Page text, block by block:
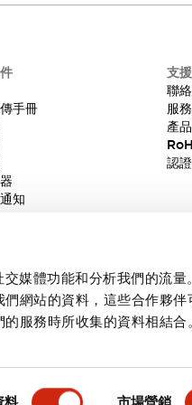
媒體功能和分析我們的流量
網站的資料，這些合作夥伴
服務時所收集的資料相結合
料 市場營銷
手冊
知
支援
聯
服
產
認